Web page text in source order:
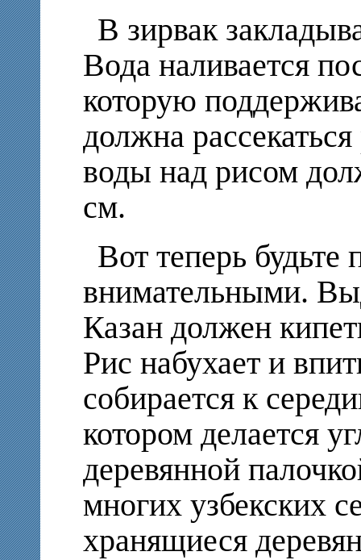
В зирвак
Вода наливается
которую
должна
воды над рисом
см.
Вот теперь будьте
внимательными.
Казан должен
Рис набухает и
собирается к
котором делается
деревянной
многих узбекских
хранящиеся